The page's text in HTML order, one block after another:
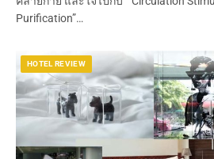
Purification”…
HOTEL REVIEW